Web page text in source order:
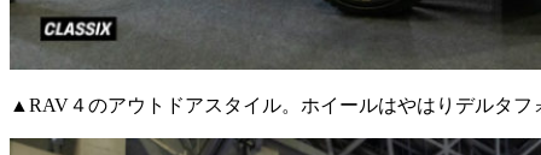
▲RAV４のアウトドアスタイル。ホイールはやはりデルタフ